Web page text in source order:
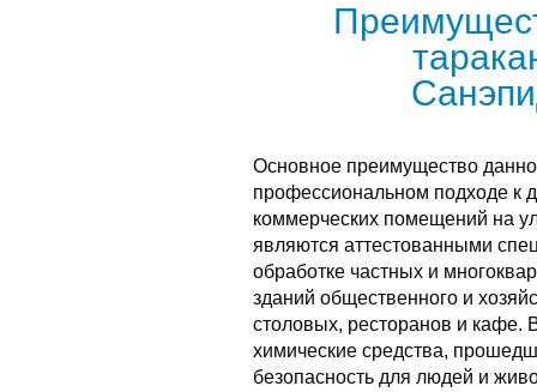
Основное преимущество
профессиональном подходе к
коммерческих помещений на
являются аттестованными
обработке частных и
зданий общественного и
столовых, ресторанов и кафе.
химические средства,
безопасность для людей и